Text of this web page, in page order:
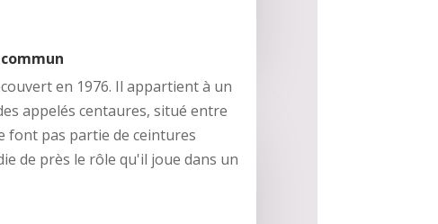
en 1976. Il appartient à un
appelés centaures, situé entre
font pas partie de ceintures
de près le rôle qu'il joue dans un